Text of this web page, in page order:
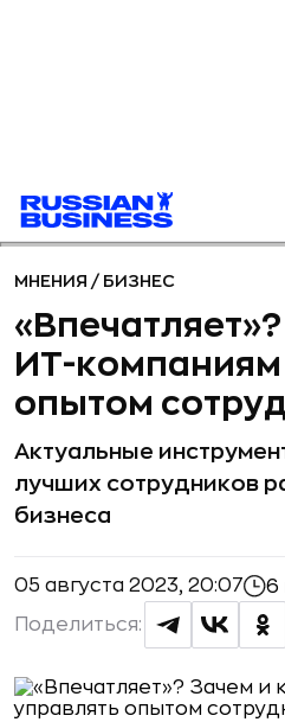
МНЕНИЯ / БИЗНЕС
ИТ-компаниям
опытом
Актуальные
лучших сотрудников
бизнеса
05 августа 2023, 20:07 6
Поделиться: